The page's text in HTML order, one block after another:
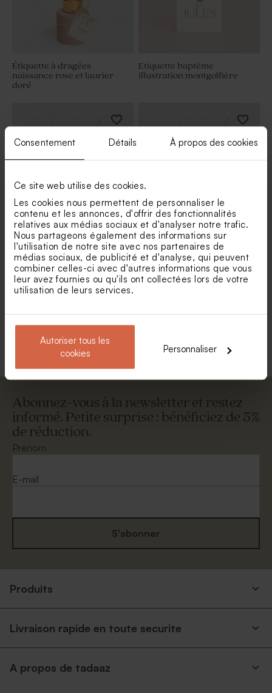
Consentement Détails À propos des cookies
Ce site web utilise des cookies.
Les cookies nous permettent de personnaliser le
contenu et les annonces, d'offrir des fonctionnalités
relatives aux médias sociaux et d'analyser notre trafic.
Nous partageons également des informations sur
l'utilisation de notre site avec nos partenaires de
médias sociaux, de publicité et d'analyse, qui peuvent
combiner celles-ci avec d'autres informations que vous
leur avez fournies ou qu'ils ont collectées lors de votre
utilisation de leurs services.
Autoriser tous les
cookies
Personnaliser
Étiquette à dragées
naissance rose et laurier
doré
Etiquette baptême
illustration montgolfière
Étiquette à dragées
naissance champs de fleurs
aquarelle
Étiquette à dragées initiale
petite fille
Toutes nos étiquettes pour diffuseur
Abonnez-vous à la newsletter et restez
informé. Petite surprise : bénéficiez de 5%
de réduction.
Prénom
E-mail
S'abonner
Produits
Livraison rapide en toute securite
A propos de tadaaz